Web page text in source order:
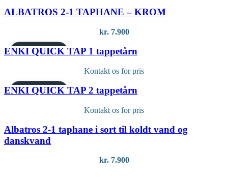
ALBATROS 2-1 TAPHANE – KROM
kr.7.900
PREMIUM MODEL
ENKI QUICK TAP 1 tappetårn
Kontakt os for pris
PREMIUM MODEL
ENKI QUICK TAP 2 tappetårn
Kontakt os for pris
Albatros 2-1 taphane i sort til koldt vand og
danskvand
kr.7.900